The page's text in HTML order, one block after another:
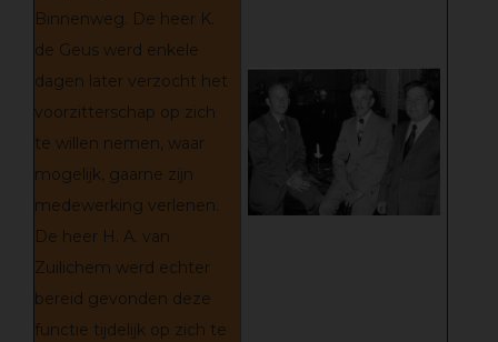
Binnenweg. De heer K.
de Geus werd enkele
dagen later verzocht het
voorzitterschap op zich
te willen nemen, waar
mogelijk, gaarne zijn
medewerking verlenen.
De heer H. A. van
Zuilichem werd echter
bereid gevonden deze
functie tijdelijk op zich te